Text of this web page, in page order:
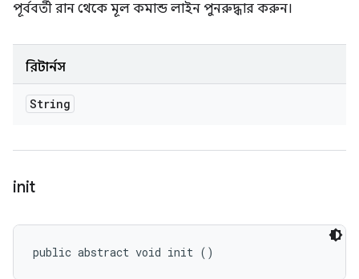
পূর্ববর্তী রান থেকে মূল কমান্ড লাইন পুনরুদ্ধার করুন।
রিটার্নস
String
init
public abstract void init ()